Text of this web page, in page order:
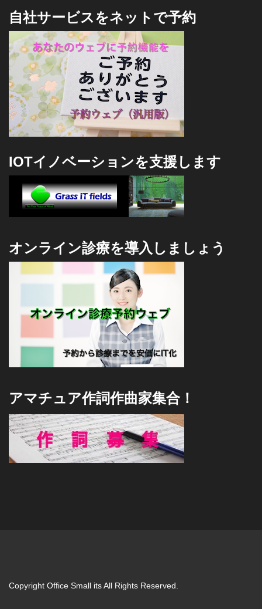
自社サービスをネットで予約
IOTイノベーションを支援します
オンライン診療を導入しましょう
アマチュア作詞作曲家集合！
Copyright Office Small its All Rights Reserved.